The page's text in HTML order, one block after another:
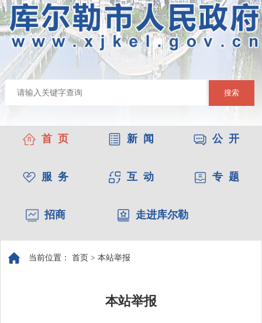
搜索
首 页 新 闻 公 开
服 务 互 动 专 题
招商 走进库尔勒
当前位置： 首页 > 本站举报
本站举报